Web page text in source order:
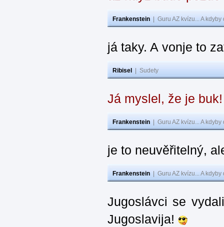
Frankenstein Guru AZ kvízu... A
já taky. A vonje to
Ribisel Sudety
Já myslel, že je
Frankenstein Guru AZ kvízu... A
je to neuvěřitelný,
Frankenstein Guru AZ kvízu... A
Jugoslávci se
Jugoslavija!